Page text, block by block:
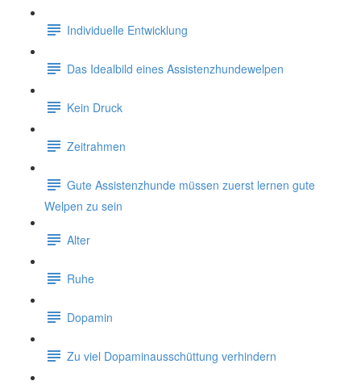
Individuelle Entwicklung
Das Idealbild eines Assistenzhundewelpen
Kein Druck
Zeitrahmen
Gute Assistenzhunde müssen zuerst lernen gute
Welpen zu sein
Alter
Ruhe
Dopamin
Zu viel Dopaminausschüttung verhindern